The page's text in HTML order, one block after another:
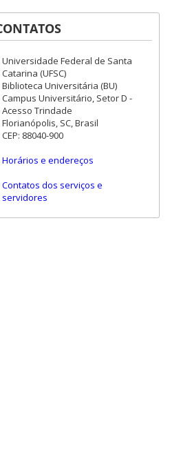
Universidade Federal de Santa
Catarina (UFSC)
Biblioteca Universitária (BU)
Campus Universitário, Setor D -
Acesso Trindade
Florianópolis, SC, Brasil
CEP: 88040-900
Horários e endereços
Contatos dos serviços e
servidores